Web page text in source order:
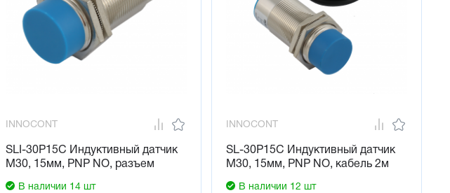
INNOCONT
SLI-30P15C Индуктивный датчик
М30, 15мм, PNP NO, разъем
В наличии 14 шт
INNOCONT
SL-30P15C Индуктивный датчик
М30, 15мм, PNP NO, кабель 2м
В наличии 12 шт